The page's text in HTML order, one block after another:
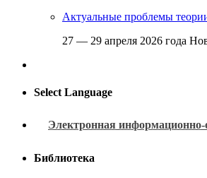
Актуальные проблемы
27 — 29 апреля 2026 года
Select Language
Электронная информационно-
Библиотека